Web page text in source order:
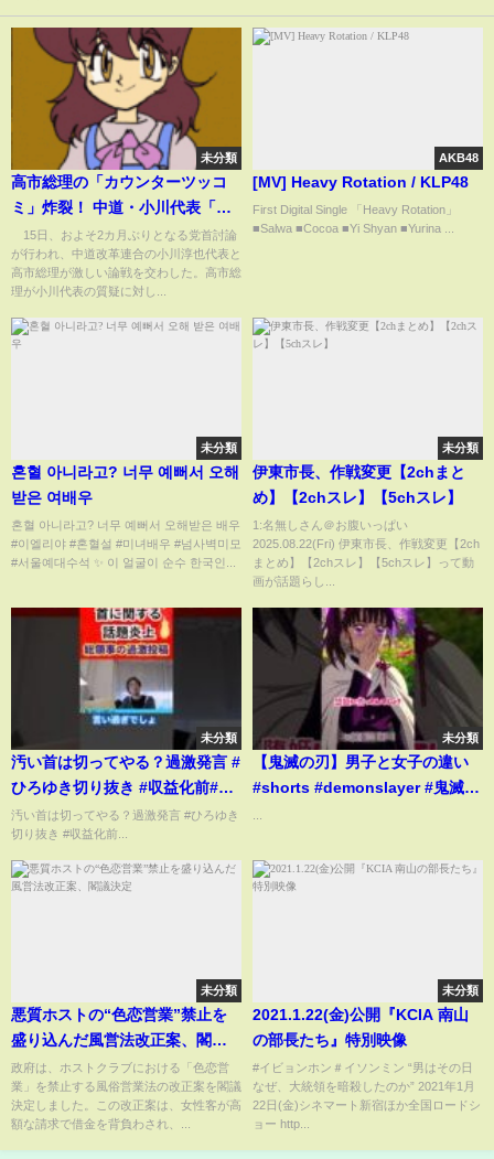
未分類
高市総理の「カウンターツッコ
ミ」炸裂！ 中道・小川代表「メ
モ見ないで」に「あなたもメモ
見てる」 ヤジ＆爆笑で党首討論
が白熱(ABEMA TIMES)
15日、およそ2カ月ぶりとなる党首討論
が行われ、中道改革連合の小川淳也代表と
高市総理が激しい論戦を交わした。高市総
理が小川代表の質疑に対し...
AKB48
[MV] Heavy Rotation / KLP48
First Digital Single 「Heavy Rotation」
■Salwa ■Cocoa ■Yi Shyan ■Yurina ...
未分類
혼혈 아니라고? 너무 예뻐서 오해
받은 여배우
혼혈 아니라고? 너무 예뻐서 오해받은 배우
#이엘리야 #혼혈설 #미녀배우 #넘사벽미모
#서울예대수석 ✨ 이 얼굴이 순수 한국인...
未分類
伊東市長、作戦変更【2chまと
め】【2chスレ】【5chスレ】
1:名無しさん＠お腹いっぱい
2025.08.22(Fri) 伊東市長、作戦変更【2ch
まとめ】【2chスレ】【5chスレ】って動
画が話題らし...
未分類
汚い首は切ってやる？過激発言 #
ひろゆき切り抜き #収益化前#中
国総領事#台湾問題#日中関係#国
際情勢#政治ニュース#ニュース
解説#台湾有事#中国問題#日本の
立場#国際問題#世界情勢#政治ト
汚い首は切ってやる？過激発言 #ひろゆき
切り抜き #収益化前...
未分類
【鬼滅の刃】男子と女子の違い
#shorts #demonslayer #鬼滅の
未分類
悪質ホストの“色恋営業”禁止を
盛り込んだ風営法改正案、閣議
決定
政府は、ホストクラブにおける「色恋営
業」を禁止する風俗営業法の改正案を閣議
決定しました。この改正案は、女性客が高
額な請求で借金を背負わされ、...
未分類
2021.1.22(金)公開『KCIA 南山
の部長たち』特別映像
#イビョンホン＃イソンミン “男はその日
なぜ、大統領を暗殺したのか” 2021年1月
22日(金)シネマート新宿ほか全国ロードシ
ョー http...